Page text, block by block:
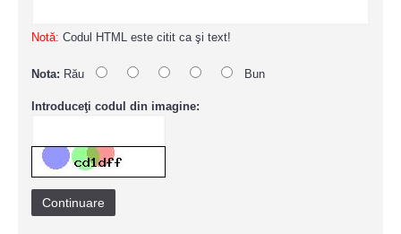
Notă: Codul HTML este citit ca şi text!
Nota: Rău Bun
Introduceţi codul din imagine:
Continuare